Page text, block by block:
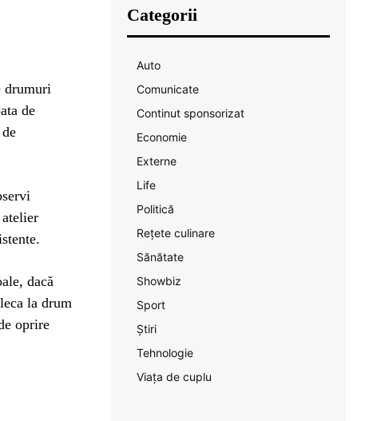
drumuri
de
dacă
la drum
oprire
Categorii
Auto
Comunicate
Continut sponsorizat
Economie
Externe
Life
Politică
Rețete culinare
Sănătate
Showbiz
Sport
Știri
Tehnologie
Viața de cuplu